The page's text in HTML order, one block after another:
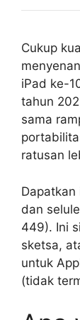
Cukup
iPad ke-
tahun
sama
ratusan
Dapatkan
dan
449). Ini
sketsa,
untuk
(tidak